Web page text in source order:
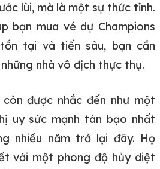
lùi, mà là một sự thức tỉnh.
bạn mua vé dự Champions
tại và tiến sâu, bạn cần
nhà vô địch thực thụ.
được nhắc đến như một
uy sức mạnh tàn bạo nhất
nhiều năm trở lại đây. Họ
với một phong độ hủy diệt